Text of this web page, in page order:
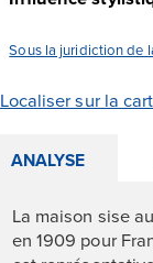
Sous la juridiction de
Localiser sur la
ANALYSE
La maison sise
en 1909 pour